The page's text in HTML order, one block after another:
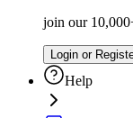
join our
Login or
Help